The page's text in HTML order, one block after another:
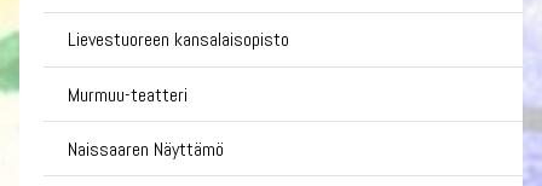
Lievestuoreen kansalaisopisto
Murmuu-teatteri
Naissaaren Näyttämö